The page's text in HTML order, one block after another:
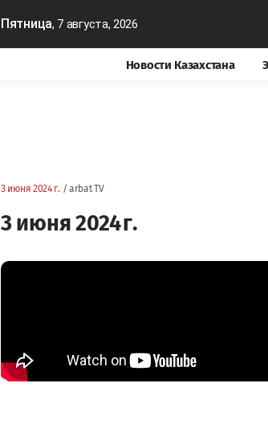
Пятница, 7 августа, 2026
Новости Казахстана
3 июня 2024 г. / arbat TV
3 июня 2024 г.